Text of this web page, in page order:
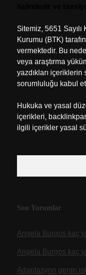
Sitemiz, 5651
Kurumu (BTK)
vermektedir. Bu
veya araştırma
yazdıkları
sorumluluğu kabul
Hukuka ve yasal
içerikleri,
ilgili içerikler yasal
Son Yorumlar
Angela Burgos kaç
Angela Burgos kaç
Adaptasyon genin